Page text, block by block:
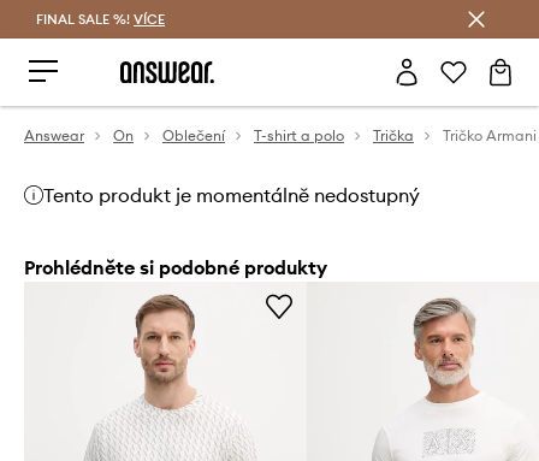
FINAL SALE %! VÍCE
Answear On Oblečení T-shirt a polo Trička Tričko
Tento produkt je momentálně nedostupný
Prohlédněte si podobné produkty